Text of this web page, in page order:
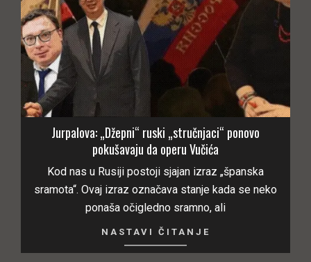
Jurpalova: „Džepni“ ruski „stručnjaci“ ponovo
pokušavaju da operu Vučića
Kod nas u Rusiji postoji sjajan izraz „španska
sramota“. Ovaj izraz označava stanje kada se neko
ponaša očigledno sramno, ali
NASTAVI ČITANJE